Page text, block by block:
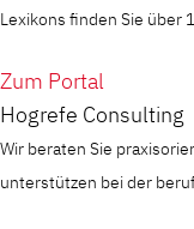
Lexikons finden Sie über
Zum Portal
Hogrefe Consulting
Wir beraten Sie
unterstützen bei der